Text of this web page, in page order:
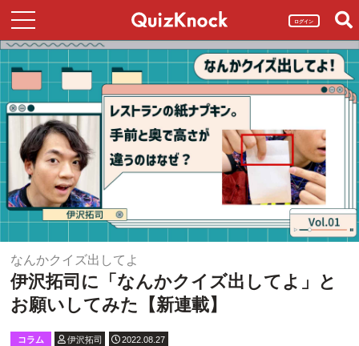
ログイン
なんかクイズ出してよ
伊沢拓司に「なんかクイズ出してよ」と
お願いしてみた【新連載】
コラム 伊沢拓司 2022.08.27